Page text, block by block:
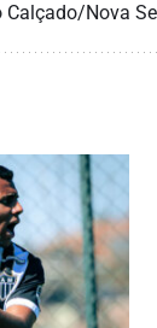
Nova